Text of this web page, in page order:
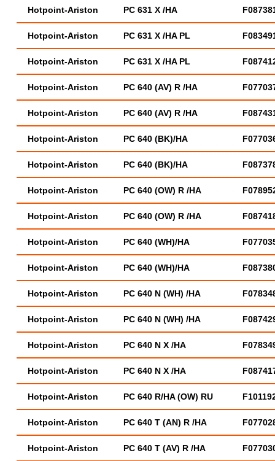
Hotpoint-Ariston PC 631 X /HA
Hotpoint-Ariston PC 631 X /HA PL
Hotpoint-Ariston PC 631 X /HA PL
Hotpoint-Ariston PC 640 (AV) R /HA
Hotpoint-Ariston PC 640 (AV) R /HA
Hotpoint-Ariston PC 640 (BK)/HA
Hotpoint-Ariston PC 640 (BK)/HA
Hotpoint-Ariston PC 640 (OW) R /HA
Hotpoint-Ariston PC 640 (OW) R /HA
Hotpoint-Ariston PC 640 (WH)/HA
Hotpoint-Ariston PC 640 (WH)/HA
Hotpoint-Ariston PC 640 N (WH) /HA
Hotpoint-Ariston PC 640 N (WH) /HA
Hotpoint-Ariston PC 640 N X /HA
Hotpoint-Ariston PC 640 N X /HA
Hotpoint-Ariston PC 640 R/HA (OW) RU
Hotpoint-Ariston PC 640 T (AN) R /HA
Hotpoint-Ariston PC 640 T (AV) R /HA